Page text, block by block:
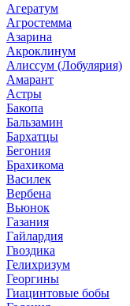
Агератум
Агростемма
Азарина
Акроклинум
Алиссум (Лобулярия)
Амарант
Астры
Бакопа
Бальзамин
Бархатцы
Бегония
Брахикома
Василек
Вербена
Вьюнок
Газания
Гайлардия
Гвоздика
Гелихризум
Георгины
Гиацинтовые бобы